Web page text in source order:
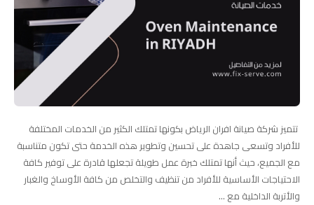
تتميز شركة صيانة افران الرياض بكونها تمتلك الكثير من الخدمات المختلفة
للأفراد وتسعى جاهدة على تحسين وتطوير هذه الخدمة حتى تكون متناسبة
مع الجميع، حيث أنها تمتلك خبرة عمل طويلة تجعلها قادرة على توفير كافة
الاحتياجات الأساسية للأفراد من تنظيف والتخلص من كافة الأوساخ والغبار
والأتربة الداخلية مع ...